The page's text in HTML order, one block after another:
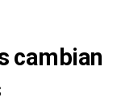
cambian